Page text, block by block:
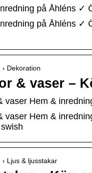
på Åhléns
på Åhléns
Dekoration
& vaser –
vaser Hem &
vaser Hem &
Ljus & ljusstakar